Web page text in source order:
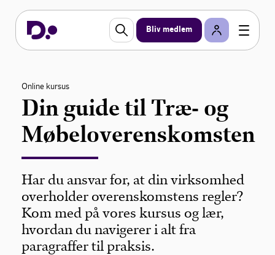
Bliv medlem
Online kursus
Din guide til Træ- og
Møbeloverenskomsten
Har du ansvar for, at din virksomhed
overholder overenskomstens regler?
Kom med på vores kursus og lær,
hvordan du navigerer i alt fra
paragraffer til praksis.